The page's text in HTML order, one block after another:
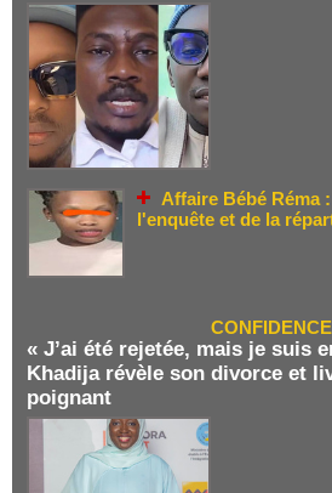
Affaire Bébé Réma
l'enquête et de la
CONFIDENCE
« J’ai été rejetée, mais je suis
Khadija révèle son divorce et
poignant